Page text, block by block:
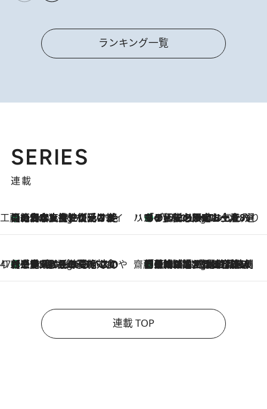
ランキング一覧
SERIES
連載
工藤まやのおもてなしハワイ
9 Hours Ago
【ハワイ土産】ローカルの絶大な支持で復活！ 絶品の幻クッキー《元ファンの日本人女性が受け継いだ名店》 ハワイ賢者 リサのお気に入りリスト9 Hours Ago
あの伝説の限定トートも！ リニューアルした「ディーン＆デルーカ ハワイ」で必須のお土産8選
47都道府県の手みやげ ひんやりスイーツで夏を満喫
9 Hours Ago
【三重県】この夏絶対食べたい 冷やしておいしいおやつ3選 お餅×アイスの新感覚スイーツ 齋藤 薫 美容脳ルネサンス
9 Hours Ago
「荷物が増えるほど旅ストレスは増す」美容ジャーナリストがたどり着いた最終結論。“化粧品を劇的に減らす”感動の凝縮美容とは
連載 TOP